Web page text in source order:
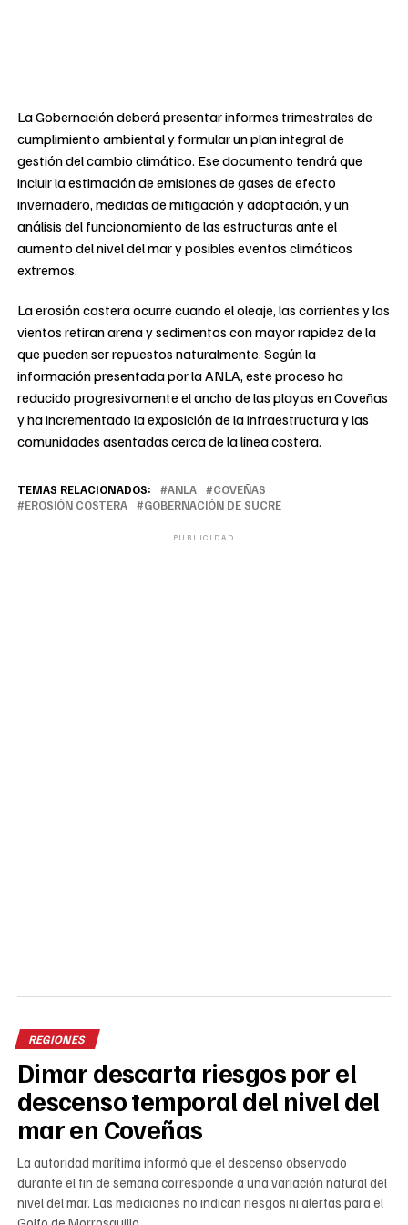
La Gobernación deberá presentar informes trimestrales de
cumplimiento ambiental y formular un plan integral de
gestión del cambio climático. Ese documento tendrá que
incluir la estimación de emisiones de gases de efecto
invernadero, medidas de mitigación y adaptación, y un
análisis del funcionamiento de las estructuras ante el
aumento del nivel del mar y posibles eventos climáticos
extremos.
La erosión costera ocurre cuando el oleaje, las corrientes y los
vientos retiran arena y sedimentos con mayor rapidez de la
que pueden ser repuestos naturalmente. Según la
información presentada por la ANLA, este proceso ha
reducido progresivamente el ancho de las playas en Coveñas
y ha incrementado la exposición de la infraestructura y las
comunidades asentadas cerca de la línea costera.
TEMAS RELACIONADOS: ANLA
COVEÑAS
EROSIÓN COSTERA
GOBERNACIÓN DE SUCRE
PUBLICIDAD
REGIONES
Dimar descarta riesgos por el
descenso temporal del nivel del
mar en Coveñas
La autoridad marítima informó que el descenso observado
durante el fin de semana corresponde a una variación natural del
nivel del mar. Las mediciones no indican riesgos ni alertas para el